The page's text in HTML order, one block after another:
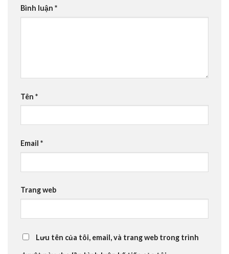
Bình luận *
Tên *
Email *
Trang web
Lưu tên của tôi, email, và trang web trong trình